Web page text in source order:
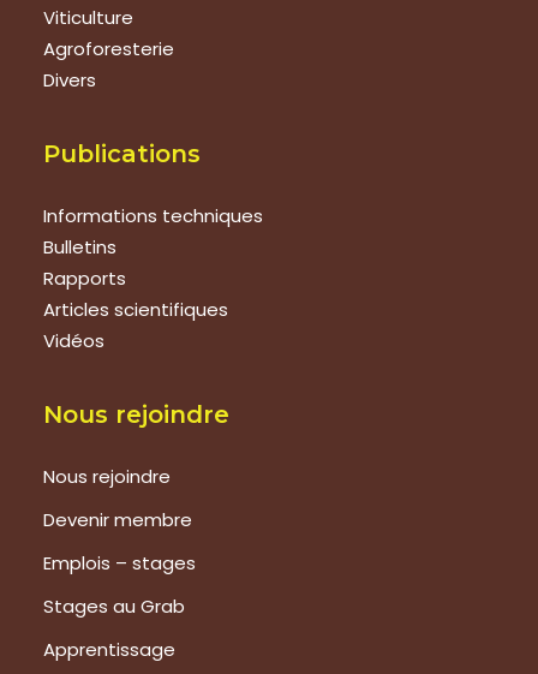
Viticulture
Agroforesterie
Divers
Publications
Informations techniques
Bulletins
Rapports
Articles scientifiques
Vidéos
Nous rejoindre
Nous rejoindre
Devenir membre
Emplois – stages
Stages au Grab
Apprentissage